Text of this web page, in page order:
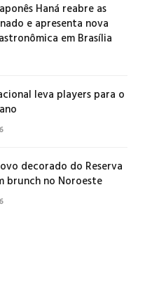
Haná reabre as
e apresenta nova
em Brasília
leva players para o
decorado do Reserva
brunch no Noroeste